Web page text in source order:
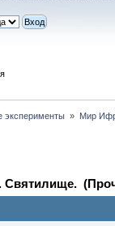
эксперименты » Мир